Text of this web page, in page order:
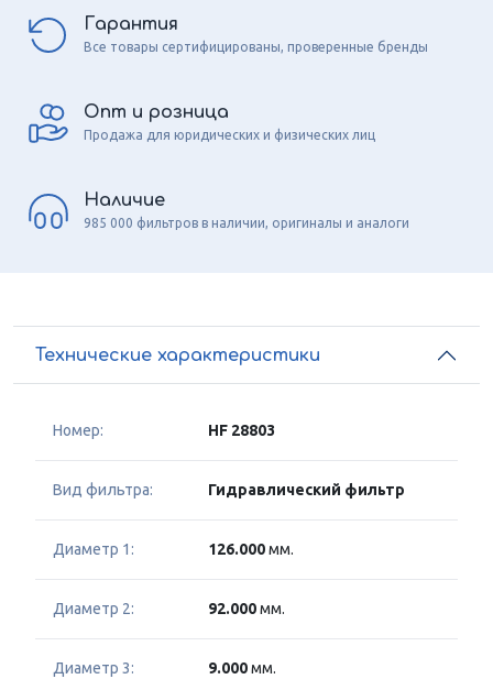
Гарантия
Все товары сертифицированы, проверенные бренды
Опт и розница
Продажа для юридических и физических лиц
Наличие
985 000 фильтров в наличии, оригиналы и аналоги
Технические характеристики
Номер: HF 28803
Вид фильтра: Гидравлический фильтр
Диаметр 1: 126.000мм.
Диаметр 2: 92.000мм.
Диаметр 3: 9.000мм.